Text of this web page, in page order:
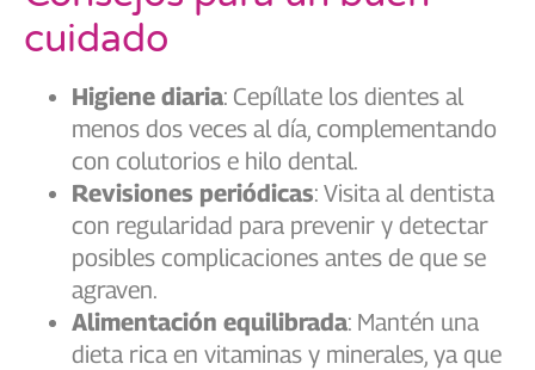
cuidado
Higiene diaria: Cepíllate los dientes al
menos dos veces al día, complementando
con colutorios e hilo dental.
Revisiones periódicas: Visita al dentista
con regularidad para prevenir y detectar
posibles complicaciones antes de que se
agraven.
Alimentación equilibrada: Mantén una
dieta rica en vitaminas y minerales, ya que